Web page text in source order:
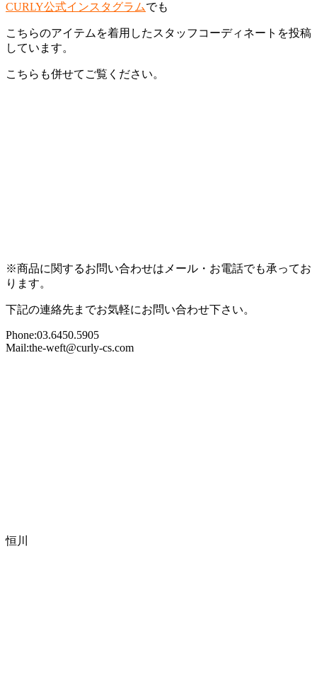
CURLY公式インスタグラムでも
こちらのアイテムを着用したスタッフコーディネートを投稿
しています。
こちらも併せてご覧ください。
※商品に関するお問い合わせはメール・お電話でも承ってお
ります。
下記の連絡先までお気軽にお問い合わせ下さい。
Phone:03.6450.5905
Mail:the-weft@curly-cs.com
恒川